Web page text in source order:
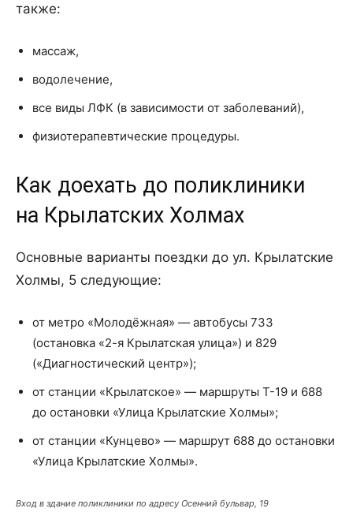
также:
массаж,
водолечение,
все виды ЛФК (в зависимости от заболеваний),
физиотерапевтические процедуры.
Как доехать до поликлиники
на Крылатских Холмах
Основные варианты поездки до ул. Крылатские
Холмы, 5 следующие:
от метро «Молодёжная» — автобусы 733
(остановка «2-я Крылатская улица») и 829
(«Диагностический центр»);
от станции «Крылатское» — маршруты Т-19 и 688
до остановки «Улица Крылатские Холмы»;
от станции «Кунцево» — маршрут 688 до остановки
«Улица Крылатские Холмы».
Вход в здание поликлиники по адресу Осенний бульвар, 19